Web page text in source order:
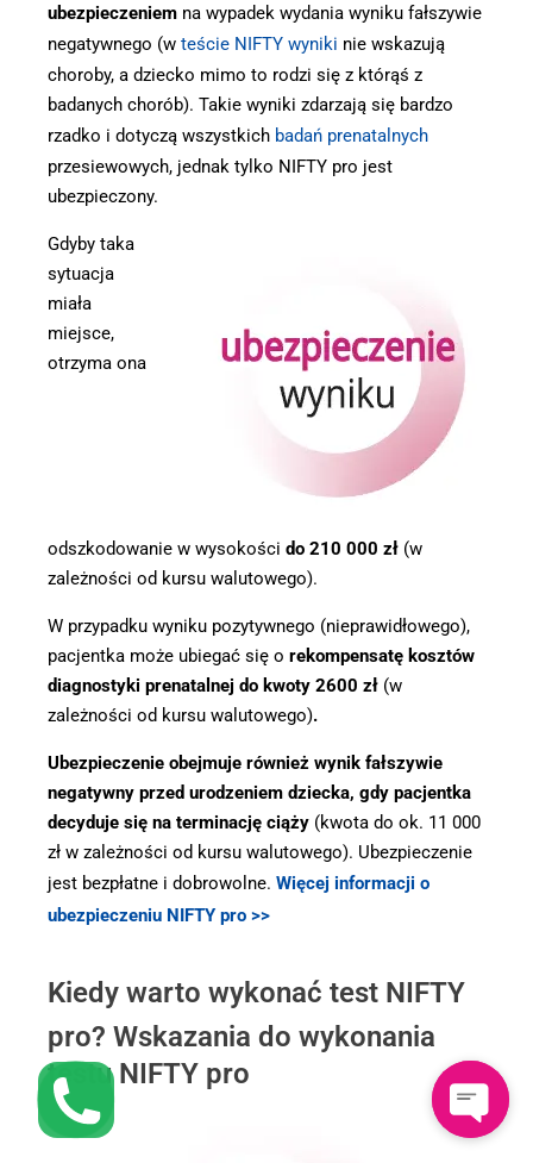
ubezpieczeniem na wypadek wydania wyniku fałszywie
negatywnego (w teście NIFTY wyniki nie wskazują
choroby, a dziecko mimo to rodzi się z którąś z
badanych chorób). Takie wyniki zdarzają się bardzo
rzadko i dotyczą wszystkich badań prenatalnych
przesiewowych, jednak tylko NIFTY pro jest
ubezpieczony.
Gdyby taka
sytuacja
miała
miejsce,
otrzyma ona
odszkodowanie w wysokości do 210 000 zł (w
zależności od kursu walutowego).
W przypadku wyniku pozytywnego (nieprawidłowego),
pacjentka może ubiegać się o rekompensatę kosztów
diagnostyki prenatalnej do kwoty 2600 zł (w
zależności od kursu walutowego).
Ubezpieczenie obejmuje również wynik fałszywie
negatywny przed urodzeniem dziecka, gdy pacjentka
decyduje się na terminację ciąży (kwota do ok. 11 000
zł w zależności od kursu walutowego). Ubezpieczenie
jest bezpłatne i dobrowolne. Więcej informacji o
ubezpieczeniu NIFTY pro >>
Kiedy warto wykonać test NIFTY
pro? Wskazania do wykonania
testu NIFTY pro